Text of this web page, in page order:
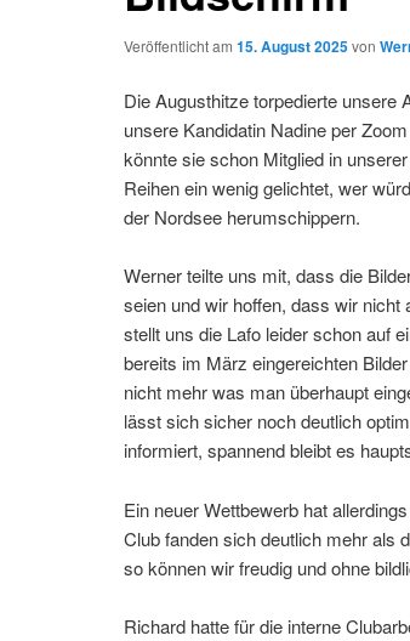
Veröffentlicht am 15. August 2025von
Die Augusthitze torpedierte unsere
unsere Kandidatin Nadine per
könnte sie schon Mitglied in
Reihen ein wenig gelichtet, wer
der Nordsee herumschippern.
Werner teilte uns mit, dass die
seien und wir hoffen, dass wir
stellt uns die Lafo leider schon auf
bereits im März eingereichten
nicht mehr was man überhaupt
lässt sich sicher noch deutlich
informiert, spannend bleibt es
Ein neuer Wettbewerb hat
Club fanden sich deutlich mehr als
so können wir freudig und ohne
Richard hatte für die interne